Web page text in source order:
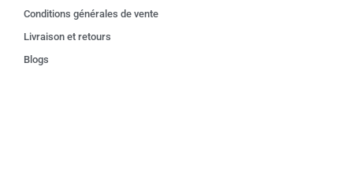
Conditions générales de vente
Livraison et retours
Blogs